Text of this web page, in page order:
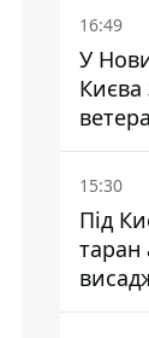
16:49
У
Києва
15:30
Під
таран